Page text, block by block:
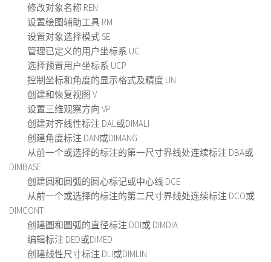
修改对象名称 REN
设置绘图辅助工具 RM
设置对象选择模式 SE
管理已定义的用户坐标系 UC
选择预置用户坐标系 UCP
控制坐标和角度的显示格式及精度 UN
创建和恢复视图 V
设置三维观察方向 VP
创建对齐线性标注 DAL或DIMALI
创建角度标注 DAN或DIMANG
从前一个或选择的标注的第一尺寸界线处连续标注 DBA或
DIMBASE
创建圆和圆弧的圆心标记或中心线 DCE
从前一个或选择的标注的第二尺寸界线处连续标注 DCO或
DIMCONT
创建圆和圆弧的直径标注 DDI或 DIMDIA
编辑标注 DED或DIMED
创建线性尺寸标注 DLI或DIMLIN